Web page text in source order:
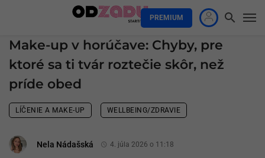
PREMIUM
Make-up v horúčave: Chyby, pre
ktoré sa ti tvár roztečie skôr, než
príde obed
LÍČENIE A MAKE-UP WELLBEING/ZDRAVIE
Nela Nádašská 4. júla 2026 o 11:18